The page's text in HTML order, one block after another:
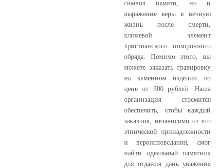
символ памяти, но и
выражение веры в вечную
жизнь после смерти,
ключевой элемент
христианского похоронного
обряда. Помимо этого, вы
можете заказать гравировку
на каменном изделии по
цене от 300 рублей. Наша
организация стремится
обеспечить, чтобы каждый
заказчик, независимо от его
этнической принадлежности
и вероисповедания, смог
найти идеальный памятник
для отдания дань уважения